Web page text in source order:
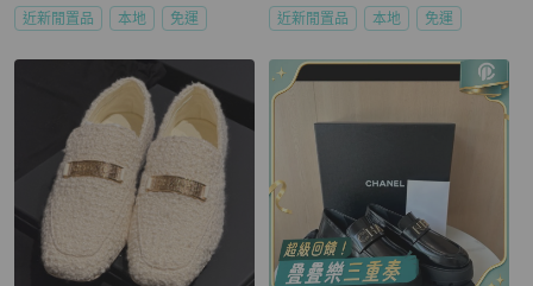
近新閒置品 本地 免運 近新閒置品 本地 免運